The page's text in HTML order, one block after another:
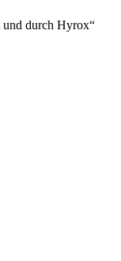
und durch Hyrox“